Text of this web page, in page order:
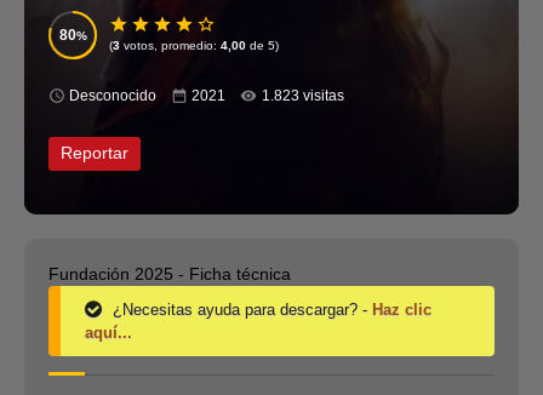
80
(3 votos, promedio: 4,00 de 5)
Desconocido 2021 1.823 visitas
Reportar
Fundación 2025 - Ficha técnica
¿Necesitas ayuda para descargar? - Haz clic
aquí...